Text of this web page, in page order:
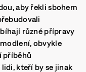
aby řekli sbohem
různé přípravy
obvykle
příběhů
kteří by se jinak